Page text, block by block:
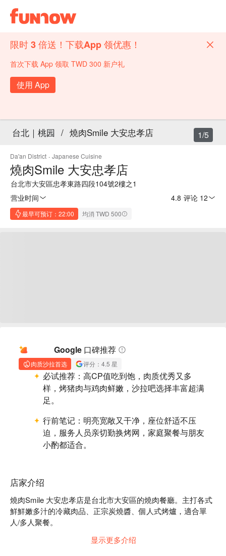
限时 3 倍送！下载App 领优惠！
首次下载 App 领取 TWD 300 新户礼
使用 App
台北｜桃园 / 燒肉Smile 大安忠孝店
Da'an District · Japanese Cuisine
燒肉Smile 大安忠孝店
台北市大安區忠孝東路四段104號2樓之1
营业时间
4.8 评论 12
最早可预订：22:00 均消 TWD 500
1/5
Google 口碑推荐
肉质沙拉首选 评分：4.5 星
必试推荐： 高CP值吃到饱，肉质优秀又多
样，烤猪肉与鸡肉鲜嫩，沙拉吧选择丰富超满
足。
行前笔记： 明亮宽敞又干净，座位舒适不压
迫，服务人员亲切勤换烤网，家庭聚餐与朋友
小酌都适合。
店家介绍
燒肉Smile 大安忠孝店是台北市大安區的燒肉餐廳。主打各式
鮮鮮嫩多汁的冷藏肉品、正宗炭燒醬、個人式烤爐，適合單
人/多人聚餐。
显示更多介绍